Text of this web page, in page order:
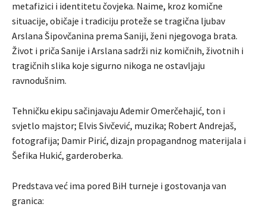
metafizici i identitetu čovjeka. Naime, kroz komične
situacije, običaje i tradiciju proteže se tragična ljubav
Arslana Šipovčanina prema Saniji, ženi njegovoga brata.
Život i priča Sanije i Arslana sadrži niz komičnih, životnih i
tragičnih slika koje sigurno nikoga ne ostavljaju
ravnodušnim.
Tehničku ekipu sačinjavaju Ademir Omerčehajić, ton i
svjetlo majstor; Elvis Sivčević, muzika; Robert Andrejaš,
fotografija; Damir Pirić, dizajn propagandnog materijala i
Šefika Hukić, garderoberka.
Predstava već ima pored BiH turneje i gostovanja van
granica: